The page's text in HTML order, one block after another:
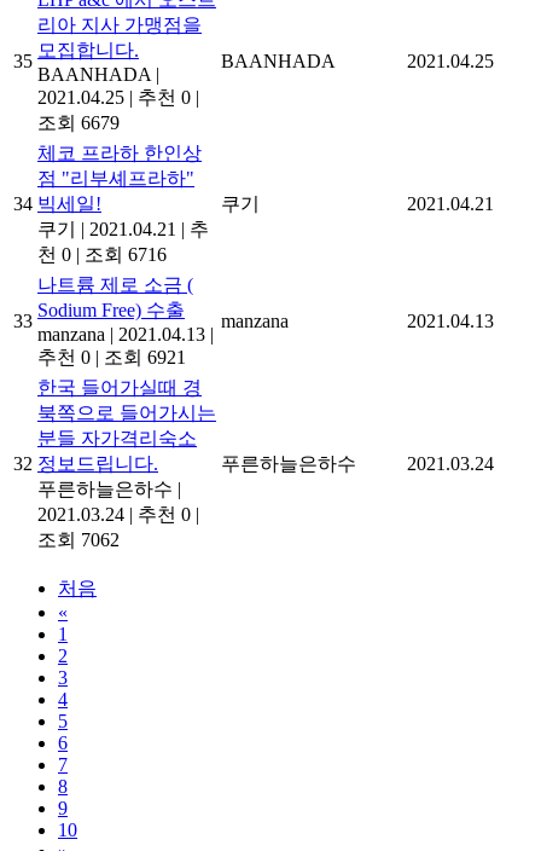
35
리아 지사 가맹점을
모집합니다.
BAANHADA |
2021.04.25 | 추천 0 |
조회 6679
BAANHADA 2021.04.25
34
체코 프라하 한인상
점 "리부셰프라하"
빅세일!
쿠기
| 2021.04.21 | 추
천 0 | 조회 6716
쿠기 2021.04.21
33
나트륨 제로 소금 (
Sodium Free) 수출
manzana | 2021.04.13 |
추천 0 | 조회 6921
manzana 2021.04.13
32
한국 들어가실때 경
북쪽으로 들어가시는
분들 자가격리숙소
정보드립니다.
푸른하늘은하수 |
2021.03.24 | 추천 0 |
조회 7062
푸른하늘은하수 2021.03.24
처음
«
1
2
3
4
5
6
7
8
9
10